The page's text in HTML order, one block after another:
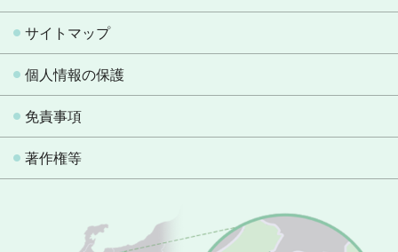
サイトマップ
個人情報の保護
免責事項
著作権等